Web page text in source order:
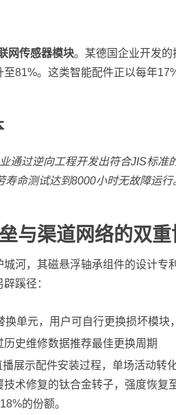
网传感器模块。某德国企业开发
81%。这类智能配件正以每年
通过逆向工程开发出符合JIS标准
命测试达到8000小时无故障运行
与渠道网络的双重
城河，其磁悬浮轴承组件的设计专
蹊径：
换单元，用户可自行更换损坏模块
史维修数据推荐最佳更换周期
展示配件安装过程，单场活动转
技术修复的钛合金转子，强度恢复
的份额。